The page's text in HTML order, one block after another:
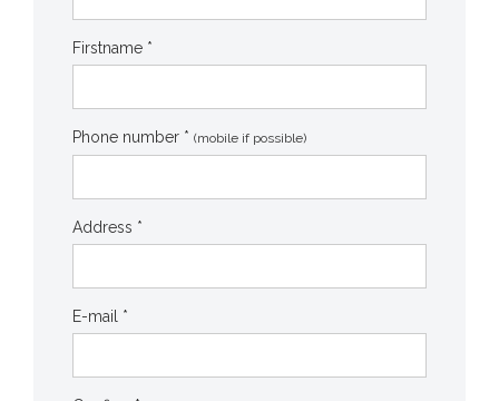
Firstname *
Phone number * (mobile if possible)
Address *
E-mail *